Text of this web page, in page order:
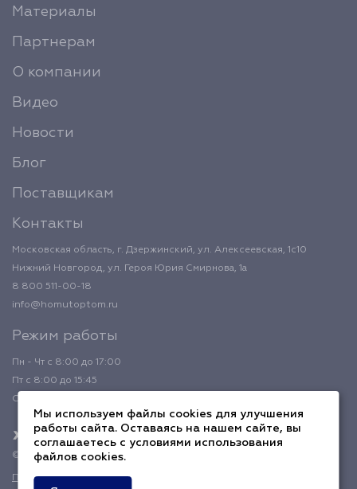
Материалы
Партнерам
О компании
Видео
Новости
Блог
Поставщикам
Контакты
Московская область, г. Дзержинский, ул. Алексеевская, 1с10
Нижний Новгород, ул. Героя Юрия Смирнова, 1а
8 800 511-00-18
info@homutoptom.ru
Режим работы
Пн - Чт с 8:00 до 17:00
Пт с 8:00 до 15:45
Обед с 12:00 до 12:45
© 2026 ХомутОптом
Политика конфиденциальности
Мы используем файлы cookies для улучшения
работы сайта. Оставаясь на нашем сайте, вы
соглашаетесь с условиями использования
файлов cookies.